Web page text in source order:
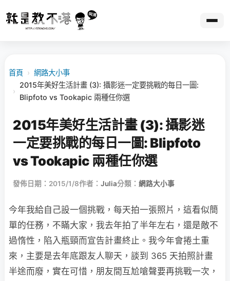
首頁 › 網路大小事
›
2015年美好生活計畫 (3): 攝影迷一定要挑戰的每日一圖:
Blipfoto vs Tookapic 兩種任你選
2015年美好生活計畫 (3): 攝影迷
一定要挑戰的每日一圖: Blipfoto
vs Tookapic 兩種任你選
發佈日期：2015/1/8作者： Julia分類： 網路大小事
今年我給自己設一個挑戰，每天拍一張照片，這看似簡
單的任務，不瞞大家，我去年拍了半年左右，還是敵不
過惰性，陷入瓶頸而宣告計畫終止。我今年會捲土重
來，主要是去年底跟友人聊天，談到 365 天拍照計畫
半途而廢，實在可惜，朋友間互尬嗆聲要再挑戰一次，